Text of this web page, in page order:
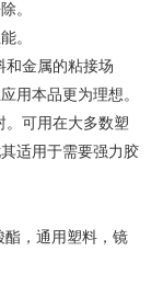
。
。
和金属的粘接场
用本品更为理想。
。可用在大多数塑
适用于需要强力胶
酯，通用塑料，镜